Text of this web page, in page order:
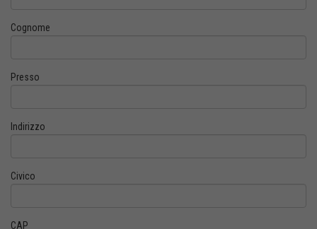
Cognome
Presso
Indirizzo
Civico
CAP